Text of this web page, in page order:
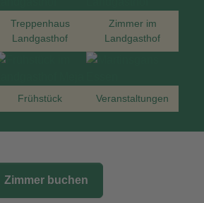
Treppenhaus
Landgasthof
Zimmer im
Landgasthof
Frühstück
Veranstaltungen
Zimmer buchen